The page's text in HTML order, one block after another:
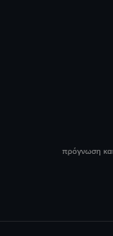
πρόγνωση